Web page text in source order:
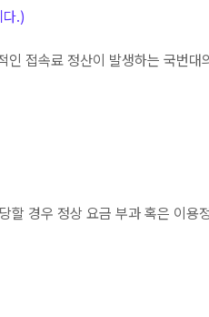
다.)
접속료 정산이 발생하는 국번대
경우 정상 요금 부과 혹은 이용